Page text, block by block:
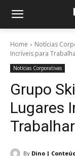
Home Notícias
Incríveis para
Notícias Corporativas
Grupo
Lugares
Trabalhar
By Dino |